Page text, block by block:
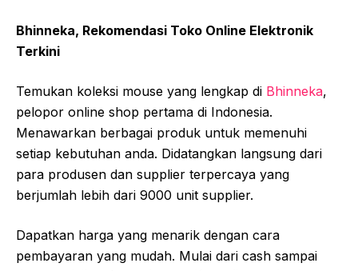
Bhinneka, Rekomendasi Toko Online Elektronik
Terkini
Temukan koleksi mouse yang lengkap di Bhinneka,
pelopor online shop pertama di Indonesia.
Menawarkan berbagai produk untuk memenuhi
setiap kebutuhan anda. Didatangkan langsung dari
para produsen dan supplier terpercaya yang
berjumlah lebih dari 9000 unit supplier.
Dapatkan harga yang menarik dengan cara
pembayaran yang mudah. Mulai dari cash sampai